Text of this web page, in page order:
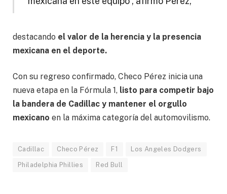
destacando el valor de la herencia y la presencia
mexicana en el deporte.
Con su regreso confirmado, Checo Pérez inicia una
nueva etapa en la Fórmula 1, listo para competir bajo
la bandera de Cadillac y mantener el orgullo
mexicano en la máxima categoría del automovilismo.
Cadillac Checo Pérez F1 Los Angeles Dodgers
Philadelphia Phillies Red Bull